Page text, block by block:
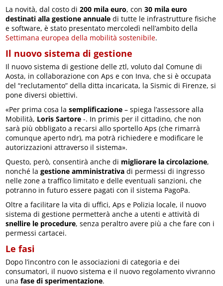
La novità, dal costo di200 mila euro, con30 mila euro
destinati alla gestione annuale di tutte le infrastrutture fisiche
e software, è stato presentato mercoledì nell’ambito della
Settimana europea della mobilità sostenibile.
Il nuovo sistema di gestione
Il nuovo sistema di gestione delle ztl, voluto dal Comune di
Aosta, in collaborazione con Aps e con Inva, che si è occupata
del “reclutamento” della ditta incaricata, la Sismic di Firenze, si
pone diversi obiettivi.
«Per prima cosa lasemplificazione – spiega l’assessore alla
Mobilità, Loris Sartore -. In primis per il cittadino, che non
sarà più obbligato a recarsi allo sportello Aps (che rimarrà
comunque aperto ndr), ma potrà richiedere e modificare le
autorizzazioni attraverso il sistema».
Questo, però, consentirà anche di migliorare la circolazione,
nonché lagestione amministrativa di permessi di ingresso
nelle zone a traffico limitato e delle eventuali sanzioni, che
potranno in futuro essere pagati con il sistema PagoPa.
Oltre a facilitare la vita di uffici, Aps e Polizia locale, il nuovo
sistema di gestione permetterà anche a utenti e attività di
snellire le procedure, senza peraltro avere più a che fare con i
permessi cartacei.
Le fasi
Dopo l’incontro con le associazioni di categoria e dei
consumatori, il nuovo sistema e il nuovo regolamento vivranno
unafase di sperimentazione.